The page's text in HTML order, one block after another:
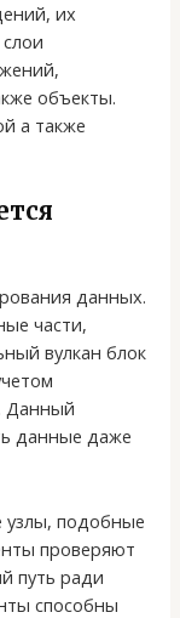
их
объекты.
а также
данных.
части,
вулкан блок
Данный
данные даже
узлы, подобные
проверяют
путь ради
способны